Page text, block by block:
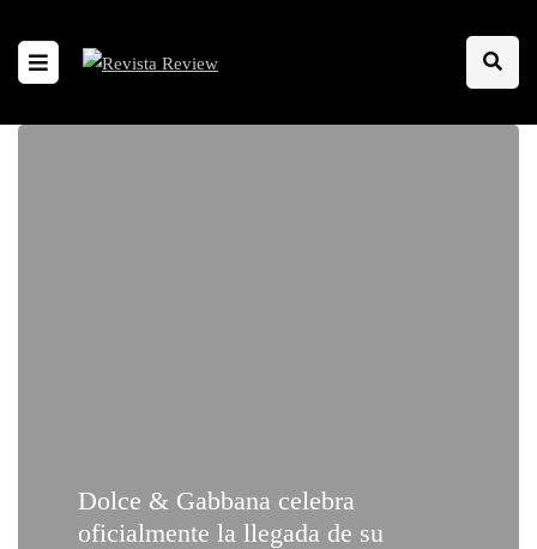
Dolce & Gabbana celebra
oficialmente la llegada de su